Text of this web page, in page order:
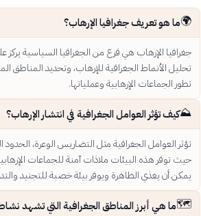
🌍ما هو تعريف جغرافيا الإرهاب؟
جغرافيا الإرهاب هي فرع من الجغرافيا السياسية يركز
تحليل الأنماط الجغرافية للإرهاب، وتحديد المناطق
تطور الجماعات الإرهابية وعملياتها.
⛰️كيف تؤثر العوامل الجغرافية في انتشار الإرهاب؟
تؤثر العوامل الجغرافية مثل التضاريس الوعرة،
حيث توفر هذه البيئات ملاذات آمنة للجماعات
يمكن أن يغذي الظاهرة ويوفر بيئة خصبة للتجنيد
🗺️ما هي أبرز المناطق الجغرافية التي تشهد